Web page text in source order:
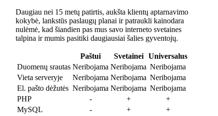
Daugiau nei 15 metų patirtis, aukšta klientų aptarnavimo
kokybė, lankstūs paslaugų planai ir patraukli kainodara
nulėmė, kad šiandien pas mus savo interneto svetaines
talpina ir mumis pasitiki daugiausiai šalies gyventojų.
Paštui Svetainei
Universalus
Duomenų srautas Neribojama Neribojama Neribojama
Vieta serveryje
Neribojama Neribojama Neribojama
El. pašto dėžutės Neribojama Neribojama Neribojama
PHP
- +
+
MySQL
- +
+